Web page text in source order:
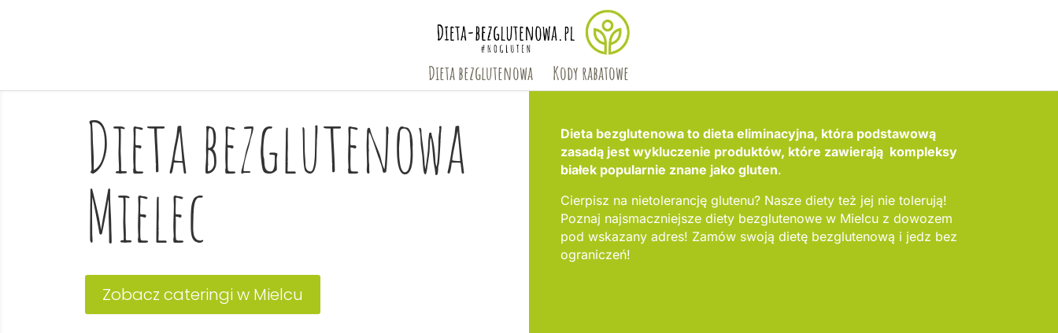
Dieta bezglutenowa Kody rabatowe
Dieta bezglutenowa
Mielec
Zobacz cateringi w Mielcu
Dieta bezglutenowa to dieta eliminacyjna, która podstawową
zasadą jest wykluczenie produktów, które zawierają kompleksy
białek popularnie znane jako gluten.
Cierpisz na nietolerancję glutenu? Nasze diety też jej nie tolerują!
Poznaj najsmaczniejsze diety bezglutenowe w Mielcu z dowozem
pod wskazany adres! Zamów swoją dietę bezglutenową i jedz bez
ograniczeń!